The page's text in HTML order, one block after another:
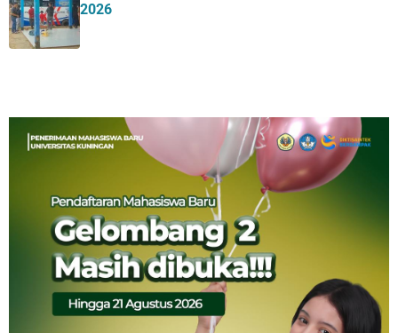
2026